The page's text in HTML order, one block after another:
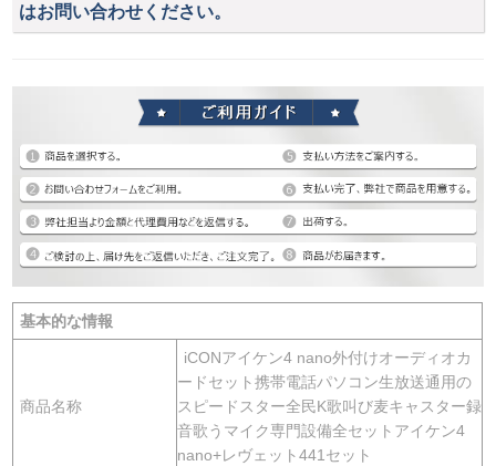
はお問い合わせください。
基本的な情報
商品名称
iCONアイケン4 nano外付けオーディオカ
ードセット携帯電話パソコン生放送通用の
スピードスター全民K歌叫び麦キャスター録
音歌うマイク専門設備全セットアイケン4
nano+レヴェット441セット